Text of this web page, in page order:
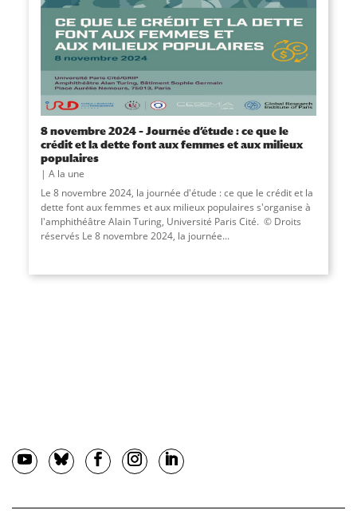
8 novembre 2024 – Journée d’étude : ce que le
crédit et la dette font aux femmes et aux milieux
populaires
A la une
Le 8 novembre 2024, la journée d'étude : ce que le crédit et la
dette font aux femmes et aux milieux populaires s'organise à
l'amphithéâtre Alain Turing, Université Paris Cité. © Droits
réservés Le 8 novembre 2024, la journée...